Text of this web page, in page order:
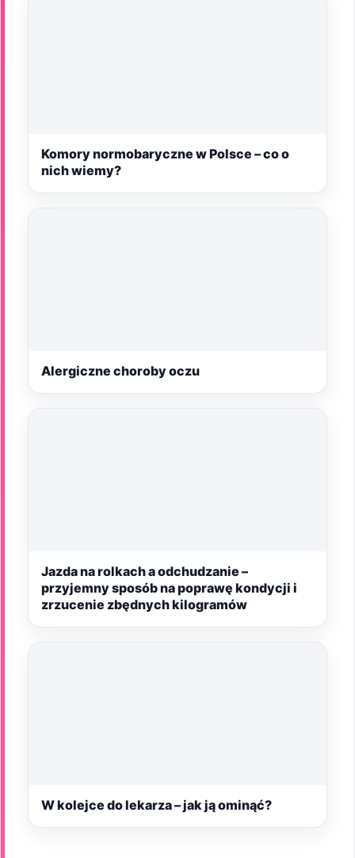
Komory normobaryczne w Polsce – co o
nich wiemy?
Alergiczne choroby oczu
Jazda na rolkach a odchudzanie –
przyjemny sposób na poprawę kondycji i
zrzucenie zbędnych kilogramów
W kolejce do lekarza – jak ją ominąć?